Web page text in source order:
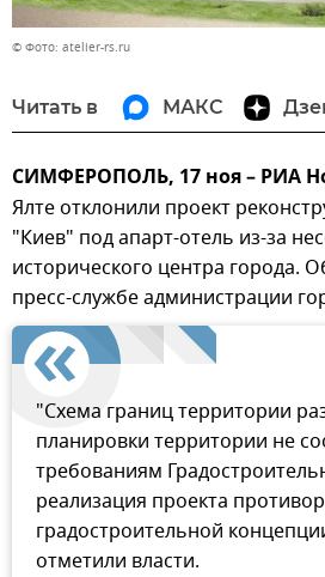
© Фото: atelier-rs.ru
Читать в МАКС
СИМФЕРОПОЛЬ, 17 ноя – РИА
Ялте отклонили проект
"Киев" под апарт-отель из-за
исторического центра города.
пресс-службе администрации
"Схема границ территории
планировки территории не
требованиям
реализация проекта
градостроительной
отметили власти.